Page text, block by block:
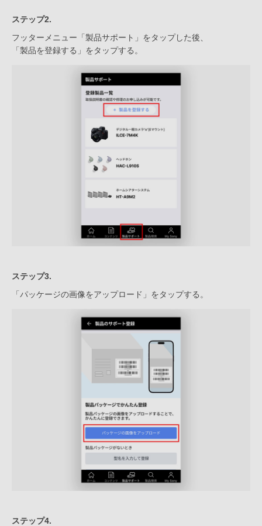
ステップ2.
フッターメニュー「製品サポート」をタップした後、
「製品を登録する」をタップする。
ステップ3.
「パッケージの画像をアップロード」をタップする。
ステップ4.